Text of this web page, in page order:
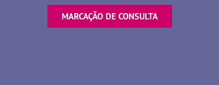
MARCAÇÃO DE CONSULTA